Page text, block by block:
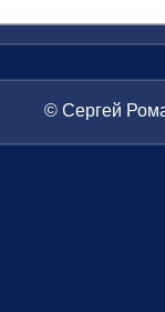
© Сергей